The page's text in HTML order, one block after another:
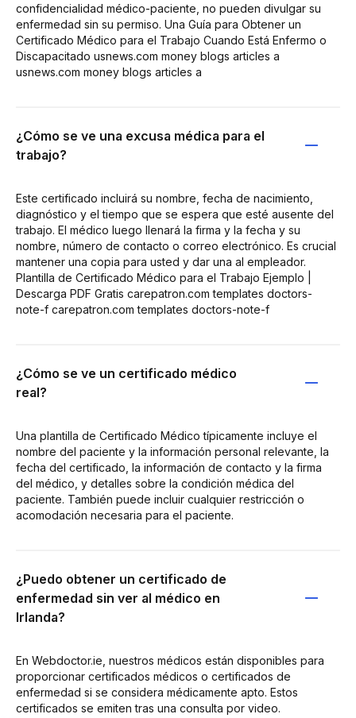
confidencialidad médico-paciente, no pueden divulgar su
enfermedad sin su permiso. Una Guía para Obtener un
Certificado Médico para el Trabajo Cuando Está Enfermo o
Discapacitado usnews.com money blogs articles a
usnews.com money blogs articles a
¿Cómo se ve una excusa médica para el
trabajo?
Este certificado incluirá su nombre, fecha de nacimiento,
diagnóstico y el tiempo que se espera que esté ausente del
trabajo. El médico luego llenará la firma y la fecha y su
nombre, número de contacto o correo electrónico. Es crucial
mantener una copia para usted y dar una al empleador.
Plantilla de Certificado Médico para el Trabajo Ejemplo |
Descarga PDF Gratis carepatron.com templates doctors-
note-f carepatron.com templates doctors-note-f
¿Cómo se ve un certificado médico
real?
Una plantilla de Certificado Médico típicamente incluye el
nombre del paciente y la información personal relevante, la
fecha del certificado, la información de contacto y la firma
del médico, y detalles sobre la condición médica del
paciente. También puede incluir cualquier restricción o
acomodación necesaria para el paciente.
¿Puedo obtener un certificado de
enfermedad sin ver al médico en
Irlanda?
En Webdoctor.ie, nuestros médicos están disponibles para
proporcionar certificados médicos o certificados de
enfermedad si se considera médicamente apto. Estos
certificados se emiten tras una consulta por video.